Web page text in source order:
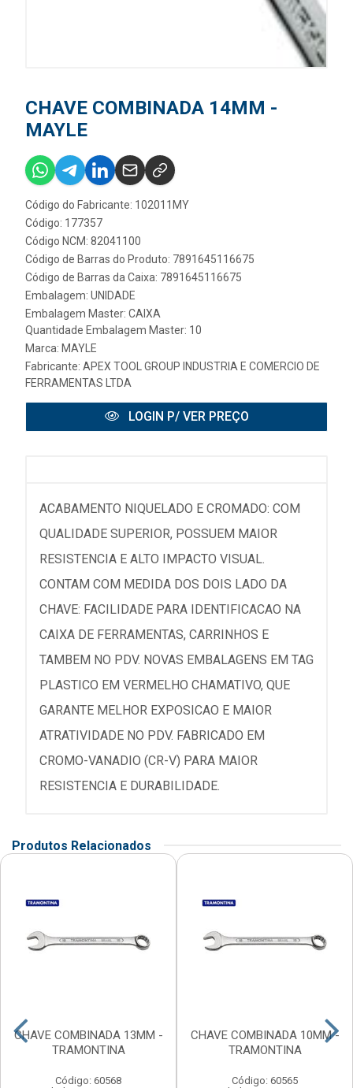
CHAVE COMBINADA 14MM -
MAYLE
Código do Fabricante: 102011MY
Código: 177357
Código NCM: 82041100
Código de Barras do Produto: 7891645116675
Código de Barras da Caixa: 7891645116675
Embalagem: UNIDADE
Embalagem Master: CAIXA
Quantidade Embalagem Master: 10
Marca: MAYLE
Fabricante: APEX TOOL GROUP INDUSTRIA E COMERCIO DE
FERRAMENTAS LTDA
LOGIN P/ VER PREÇO
ACABAMENTO NIQUELADO E CROMADO: COM
QUALIDADE SUPERIOR, POSSUEM MAIOR
RESISTENCIA E ALTO IMPACTO VISUAL.
CONTAM COM MEDIDA DOS DOIS LADO DA
CHAVE: FACILIDADE PARA IDENTIFICACAO NA
CAIXA DE FERRAMENTAS, CARRINHOS E
TAMBEM NO PDV. NOVAS EMBALAGENS EM TAG
PLASTICO EM VERMELHO CHAMATIVO, QUE
GARANTE MELHOR EXPOSICAO E MAIOR
ATRATIVIDADE NO PDV. FABRICADO EM
CROMO-VANADIO (CR-V) PARA MAIOR
RESISTENCIA E DURABILIDADE.
Produtos Relacionados
CHAVE COMBINADA 13MM -
TRAMONTINA
Código: 60568
CHAVE COMBINADA 10MM -
TRAMONTINA
Código: 60565